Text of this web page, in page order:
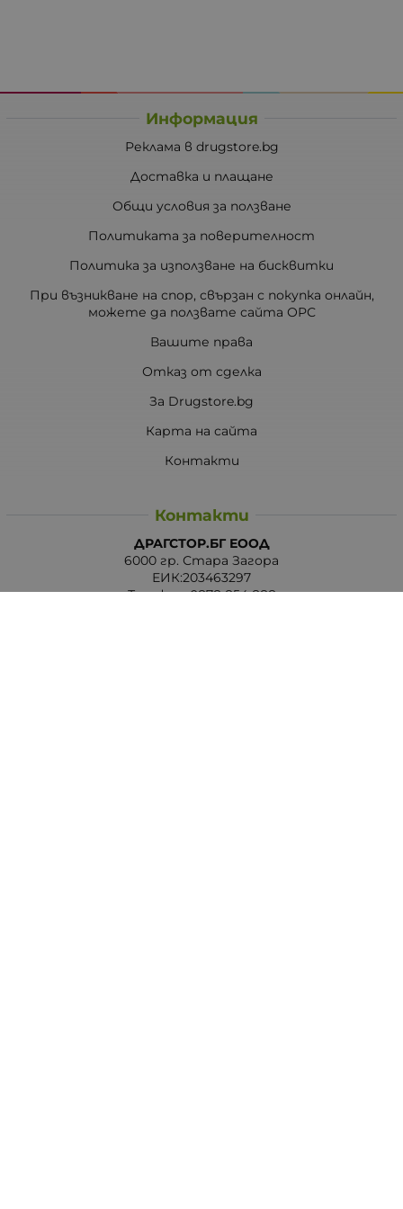
Информация
Реклама в drugstore.bg
Доставка и плащане
Общи условия за ползване
Политиката за поверителност
Политика за използване на бисквитки
При възникване на спор, свързан с покупка онлайн,
можете да ползвате сайта ОРС
Вашите права
Отказ от сделка
За Drugstore.bg
Карта на сайта
Контакти
Контакти
ДРАГСТОР.БГ ЕООД
6000 гр. Стара Загора
ЕИК:203463297
Телефон:0878 854 888